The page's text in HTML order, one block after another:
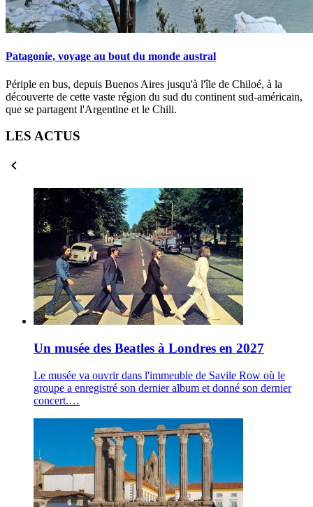
Patagonie, voyage au bout du monde austral
Périple en bus, depuis Buenos Aires jusqu'à l'île de Chiloé, à la
découverte de cette vaste région du sud du continent sud-américain,
que se partagent l'Argentine et le Chili.
LES ACTUS
Un musée des Beatles à Londres en 2027
Le musée va ouvrir dans l'immeuble de Savile Row où le
groupe a enregistré son dernier album et donné son dernier
concert.…